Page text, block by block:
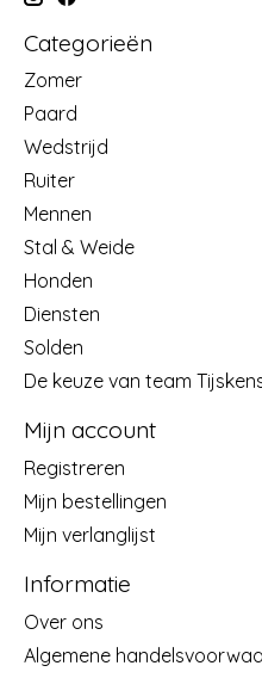
Categorieën
Zomer
Paard
Wedstrijd
Ruiter
Mennen
Stal & Weide
Honden
Diensten
Solden
De keuze van team
Mijn account
Registreren
Mijn bestellingen
Mijn verlanglijst
Informatie
Over ons
Algemene